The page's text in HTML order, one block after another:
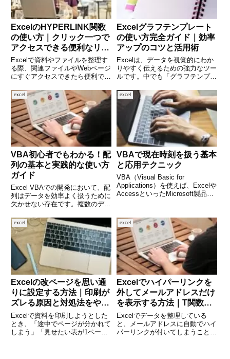
ExcelのHYPERLINK関数
の使い方｜クリック一つで
アクセスできる便利なリン
ク作成
Excelで資料やファイルを整理す
る際、関連ファイルやWebページ
にすぐアクセスできたら便利です
「HYPERLINK関数」です。この
関数を使えば、セルにURLやファ
イルパスを埋め込み、クリック一
つで該当先にジャンプ
Excelグラフテンプレート
の使い方完全ガイド｜効率
アップのコツと活用術
Excelは、データを視覚的にわか
りやすく伝えるための強力なツー
ルです。中でも「グラフテンプレ
らグラフを作る必要がなくなり、
作業の効率が格段に上がります。
しかし、「テンプレートの保存方
法や使い方がわからない」と
excel
VBA初心者でもわかる！配
列の基本と実践的な使い方
ガイド
Excel VBAでの開発において、配
列はデータを効率よく扱うために
欠かせない存在です。複数のデー
じ種類の変数を繰り返し使うとき
など、配列を使うことでコードが
シンプルになり、処理速度も向上
します。しかし、初めて
excel
VBAで現在時刻を扱う基本
と応用テクニック
VBA（Visual Basic for
Applications）を使えば、Excelや
AccessといったMicrosoft製品上
録や、処理の自動化、ファイル名
への時刻の埋め込
excel
Excelの改ページを思い通
りに設定する方法｜印刷が
ズレる原因と対処法をやさ
しく解説
Excelで資料を印刷しようとした
とき、「途中でページが分かれて
しまう」「見せたい表が1ページ
excel
Excelでハイパーリンクを
外してメールアドレスだけ
を表示する方法｜T関数の
使い方を解説
Excelでデータを整理している
と、メールアドレスに自動でハイ
パーリンクが付いてしまうことが